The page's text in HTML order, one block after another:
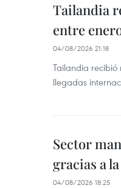
Tailandia
entre
04/08/2026 21:18
Tailandia recibió
llegadas
Sector
gracias a
04/08/2026 18:25